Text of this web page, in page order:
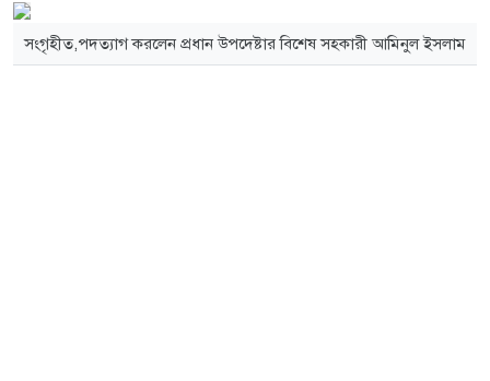
সংগৃহীত,পদত্যাগ করলেন প্রধান উপদেষ্টার বিশেষ সহকারী আমিনুল ইসলাম